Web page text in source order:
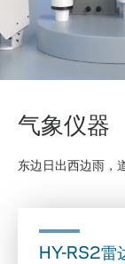
气象仪器
东边日出西边雨，
HY-RS2雷